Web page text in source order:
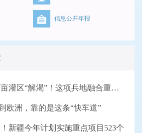
信息公开年报
39.55亿投资21万亩灌区“解渴”！这项兵地融合重大水...
欧洲，靠的是这条“快车道”
新疆今年计划实施重点项目523个